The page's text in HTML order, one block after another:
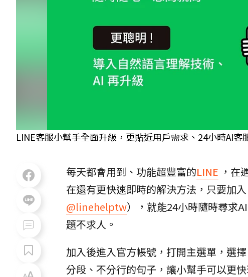
LINE客服小幫手全面升級，更貼近用戶需求、24小時AI
每天都會用到、功能超豐富的LINE ，在
在還有更快速即時的解決方法，只要加
@linehelptw），就能24小時隨時尋求
題不求人。
加入後進入官方帳號，打開主選單，選
分段、不分行的句子，讓小幫手可以更